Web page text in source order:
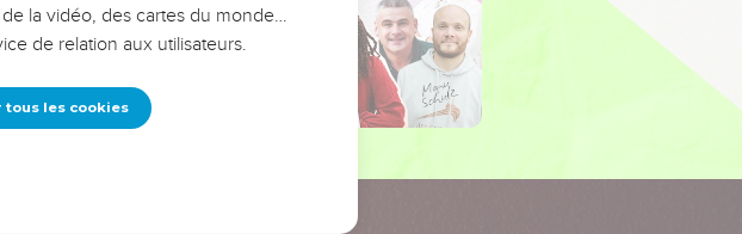
la vidéo, des cartes du monde…
de relation aux utilisateurs.
tous les cookies